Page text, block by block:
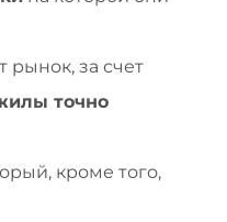
рынок, за счет
точно
кроме того,